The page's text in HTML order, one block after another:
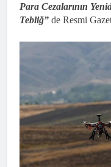
Para Cezalarının
Tebliğ” de Resmi